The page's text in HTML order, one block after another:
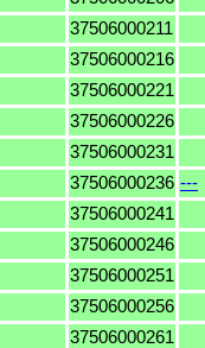
37506000211
37506000216
37506000221
37506000226
37506000231
37506000236 ---
37506000241
37506000246
37506000251
37506000256
37506000261